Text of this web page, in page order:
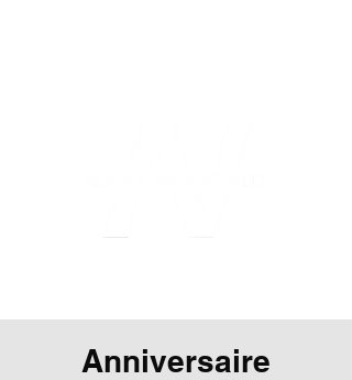
Anniversaire